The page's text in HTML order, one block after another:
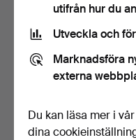
Lagerstedt AB, 1934.
10 dagar
utifrån hur du
Utveckla och
Marknadsföra
externa
Du kan läsa mer i vår
dina